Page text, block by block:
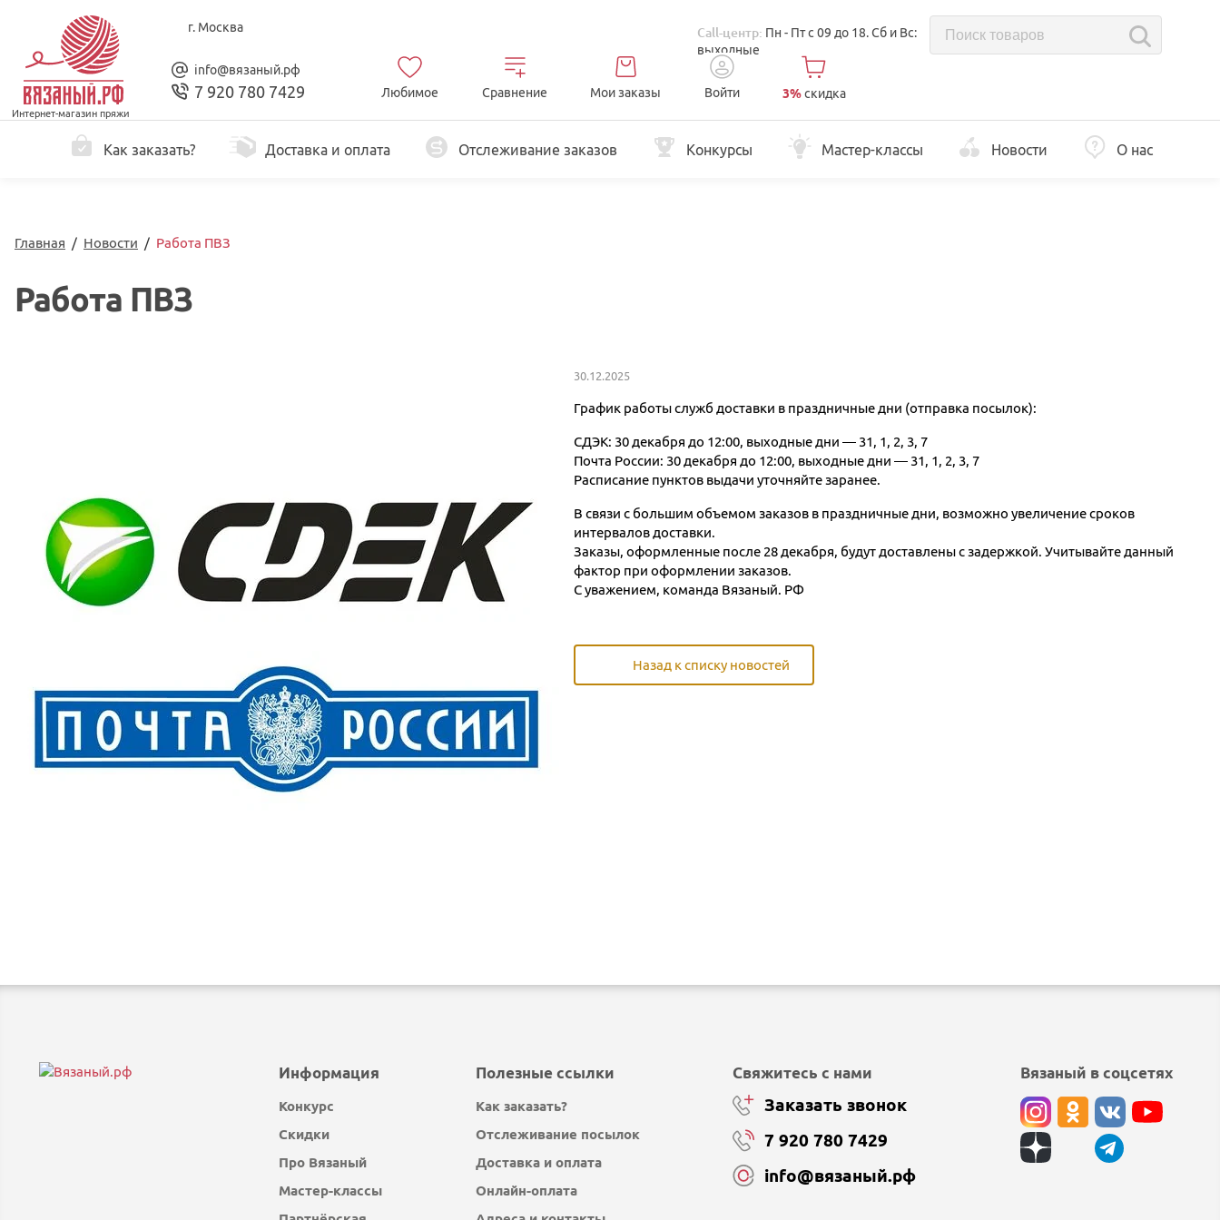
Интернет-магазин пряжи
г. Москва Call-центр: Пн - Пт с 09 до 18. Сб и Вс:
выходные
info@вязаный.рф
7 920 780 7429 Любимое Сравнение Мои заказы Войти 3%скидка
Как заказать? Доставка и оплата Отслеживание заказов Конкурсы Мастер-классы Новости О нас
Главная / Новости / Работа ПВЗ
Работа ПВЗ
30.12.2025
График работы служб доставки в праздничные дни (отправка посылок):
СДЭК: 30 декабря до 12:00, выходные дни — 31, 1, 2, 3, 7
Почта России: 30 декабря до 12:00, выходные дни — 31, 1, 2, 3, 7
Расписание пунктов выдачи уточняйте заранее.
В связи с большим объемом заказов в праздничные дни, возможно увеличение сроков
интервалов доставки.
Заказы, оформленные после 28 декабря, будут доставлены с задержкой. Учитывайте данный
фактор при оформлении заказов.
С уважением, команда Вязаный. РФ
Назад к списку новостей
Информация
Конкурс
Скидки
Про Вязаный
Мастер-классы
Полезные ссылки
Как заказать?
Отслеживание посылок
Доставка и оплата
Онлайн-оплата
Свяжитесь с нами
Заказать звонок
7 920 780 7429
info@вязаный.рф
Вязаный в соцсетях